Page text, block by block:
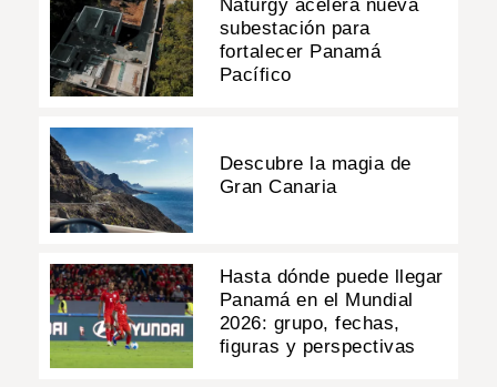
Naturgy acelera nueva
subestación para
fortalecer Panamá
Pacífico
Descubre la magia de
Gran Canaria
Hasta dónde puede llegar
Panamá en el Mundial
2026: grupo, fechas,
figuras y perspectivas